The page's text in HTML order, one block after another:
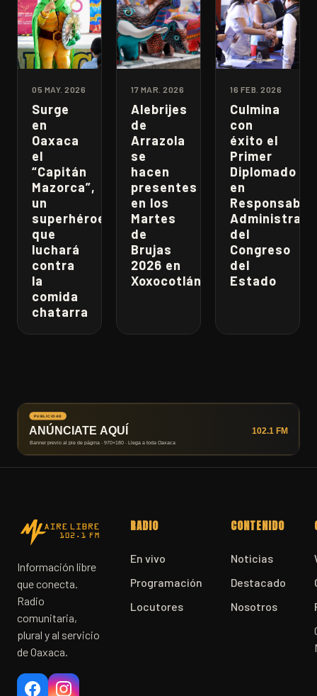
05 MAY. 2026
Surge
en
Oaxaca
el
“Capitán
Mazorca”,
un
superhéroe
que
luchará
contra
la
comida
chatarra
17 MAR. 2026
Alebrijes
de
Arrazola
se
hacen
presentes
en los
Martes
de
Brujas
2026 en
Xoxocotlán
16 FEB. 2026
Culmina
con
éxito el
Primer
Diplomado
en
del
Congreso
del
Estado
Información libre
que conecta.
Radio
comunitaria,
plural y al servicio
de Oaxaca.
RADIO
En vivo
Programación
Locutores
CONTENIDO
Noticias
Destacado
Nosotros